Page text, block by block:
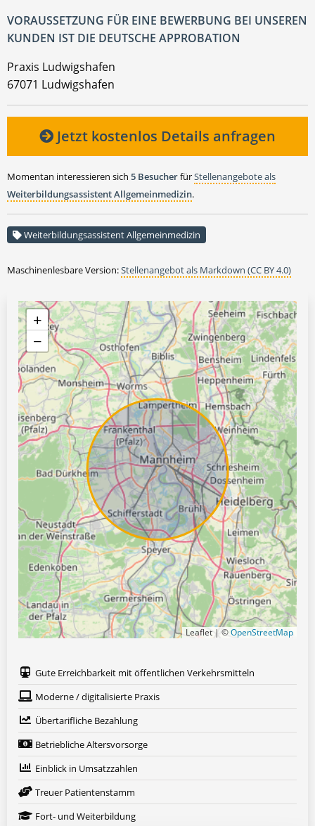
VORAUSSETZUNG FÜR EINE BEWERBUNG BEI UNSEREN
KUNDEN IST DIE DEUTSCHE APPROBATION
Praxis Ludwigshafen
67071 Ludwigshafen
Jetzt kostenlos Details anfragen
Momentan interessieren sich 5 BesucherfürStellenangebote als
Weiterbildungsassistent Allgemeinmedizin.
Weiterbildungsassistent Allgemeinmedizin
Maschinenlesbare Version:Stellenangebot als Markdown (CC BY 4.0)
+
−
Leaflet | ©OpenStreetMap
Gute Erreichbarkeit mit öffentlichen Verkehrsmitteln
Moderne / digitalisierte Praxis
Übertarifliche Bezahlung
Betriebliche Altersvorsorge
Einblick in Umsatzzahlen
Treuer Patientenstamm
Fort- und Weiterbildung